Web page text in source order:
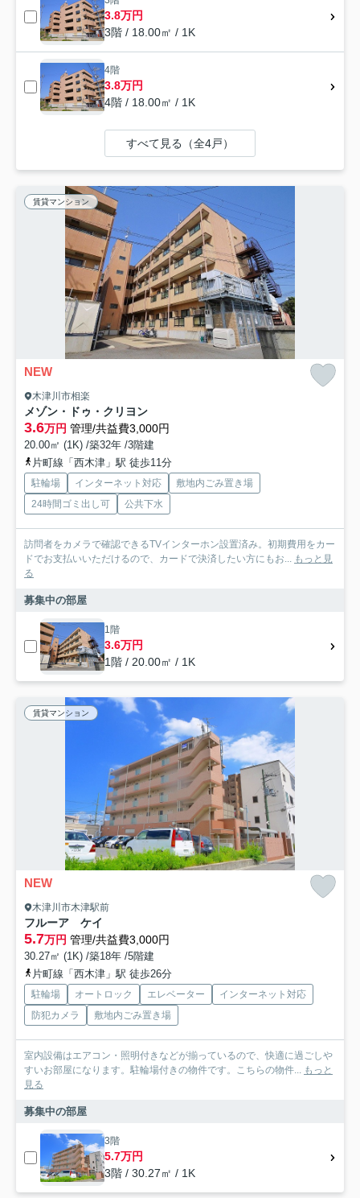
3.8万円
3階 / 18.00㎡ / 1K
4階
3.8万円
4階 / 18.00㎡ / 1K
すべて見る（全4戸）
賃貸マンション
NEW
木津川市相楽
メゾン・ドゥ・クリヨン
3.6万円 管理/共益費3,000円
20.00㎡ (1K) /築32年 /3階建
片町線「西木津」駅 徒歩11分
駐輪場 インターネット対応
敷地内ごみ置き場
24時間ゴミ出し可
公共下水
訪問者をカメラで確認できるTVインターホン設置済み。初期費用をカー
ドでお支払いいただけるので、カードで決済したい方にもお... もっと見
る
募集中の部屋
1階
3.6万円
1階 / 20.00㎡ / 1K
賃貸マンション
NEW
木津川市木津駅前
フルーア ケイ
5.7万円 管理/共益費3,000円
30.27㎡ (1K) /築18年 /5階建
片町線「西木津」駅 徒歩26分
駐輪場 オートロック エレベーター
インターネット対応
防犯カメラ
敷地内ごみ置き場
室内設備はエアコン・照明付きなどが揃っているので、快適に過ごしや
すいお部屋になります。駐輪場付きの物件です。こちらの物件... もっと
見る
募集中の部屋
3階
5.7万円
3階 / 30.27㎡ / 1K